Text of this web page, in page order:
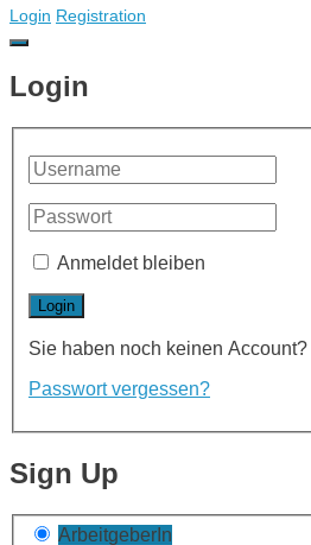
Login Registration
Login
Anmeldet bleiben
Sie haben noch keinen Account?
Passwort vergessen?
Sign Up
ArbeitgeberIn